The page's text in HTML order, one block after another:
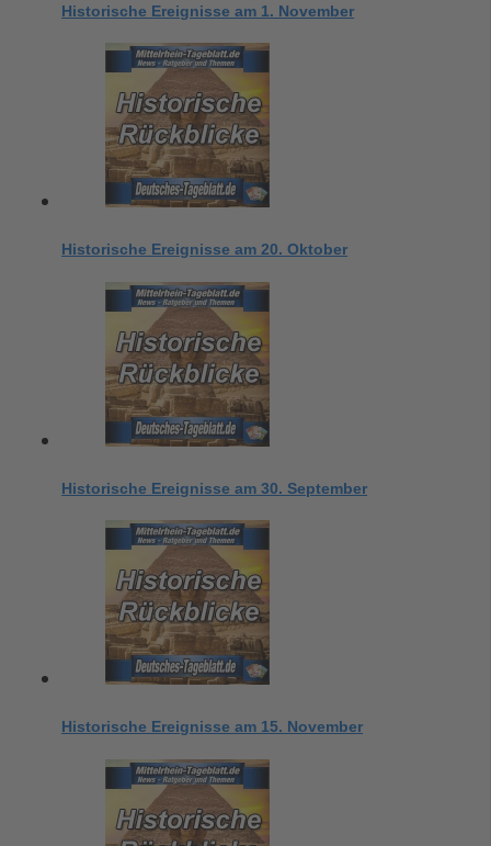
Historische Ereignisse am 1. November
Historische Ereignisse am 20. Oktober
Historische Ereignisse am 30. September
Historische Ereignisse am 15. November